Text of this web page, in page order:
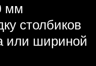
мм
столбиков
или шириной